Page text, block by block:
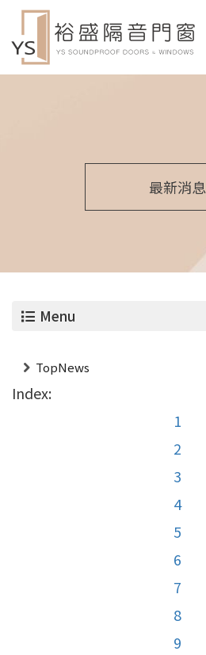
最新消息
Menu
TopNews
Index:
1
2
3
4
5
6
7
8
9